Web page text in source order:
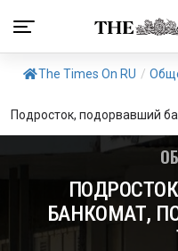
The Times On RU /
Подросток, подорвавший
БАНКОМАТ,